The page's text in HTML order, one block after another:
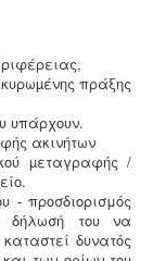
- Για την
ή
αγροτικού
χρήσης
και
πράξης
υπάρχουν.
ακινήτων
µεταγραφής /
- προσδιορισμός
δήλωσή του να
δυνατός